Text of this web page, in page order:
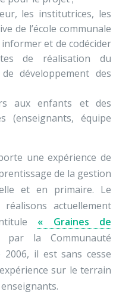
les institutrices, les
de l’école communale
informer et de codécider
de réalisation du
développement des
aux enfants et des
(enseignants, équipe
une expérience de
de la gestion
et en primaire. Le
actuellement
« Graines de
par la Communauté
2006, il est sans cesse
sur le terrain